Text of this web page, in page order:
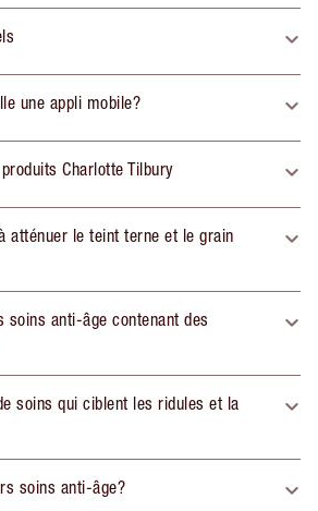
une appli mobile?
Charlotte Tilbury
atténuer le teint terne et le grain
soins anti-âge contenant des
soins qui ciblent les ridules et la
soins anti-âge?